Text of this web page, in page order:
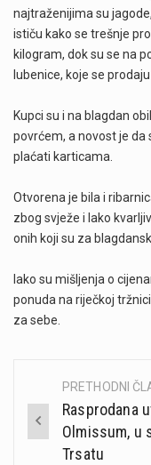
najtraženijima su
ističu kako se trešnje
kilogram, dok su se na
lubenice, koje se
Kupci su i na blagdan
povrćem, a novost je da
plaćati karticama.
Otvorena je bila i
zbog svježe i lako
onih koji su za
Iako su mišljenja o
ponuda na riječkoj
za sebe.
Post
navigation
PRETHODNI
Rasprodana
Olmissum, u
Trsatu